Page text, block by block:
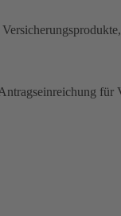
für